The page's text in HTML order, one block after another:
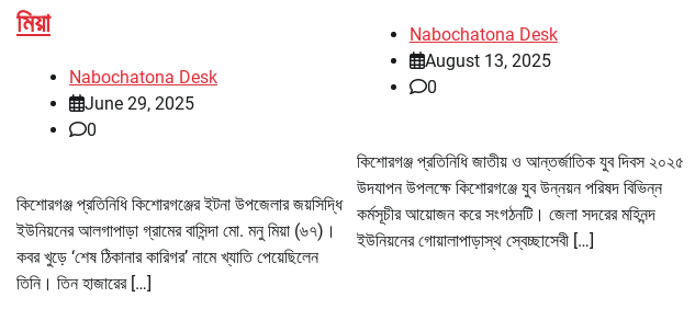
মিয়া
Nabochatona Desk
June 29, 2025
0
কিশোরগঞ্জ প্রতিনিধি কিশোরগঞ্জের ইটনা উপজেলার জয়সিদ্ধি
ইউনিয়নের আলগাপাড়া গ্রামের বাসিন্দা মো. মনু মিয়া (৬৭)।
কবর খুড়ে ‘শেষ ঠিকানার কারিগর’ নামে খ্যাতি পেয়েছিলেন
তিনি। তিন হাজারের […]
Nabochatona Desk
August 13, 2025
0
কিশোরগঞ্জ প্রতিনিধি জাতীয় ও আন্তর্জাতিক যুব দিবস ২০২৫
উদযাপন উপলক্ষে কিশোরগঞ্জে যুব উন্নয়ন পরিষদ বিভিন্ন
কর্মসূচীর আয়োজন করে সংগঠনটি। জেলা সদরের মহিনন্দ
ইউনিয়নের গোয়ালাপাড়াস্থ স্বেচ্ছাসেবী […]